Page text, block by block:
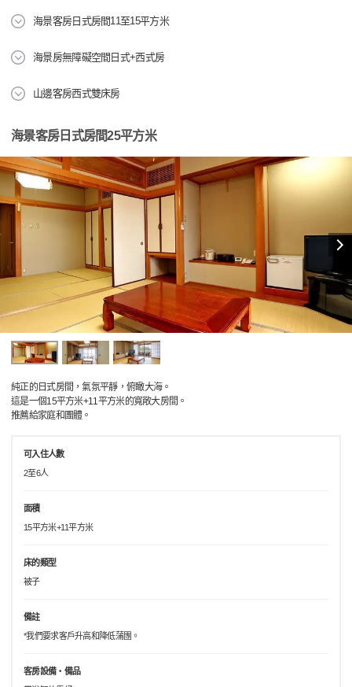
海景客房日式房間11至15平方米
海景房無障礙空間日式+西式房
山邊客房西式雙床房
海景客房日式房間25平方米
純正的日式房間，氣氛平靜，俯瞰大海。
這是一個15平方米+11平方米的寬敞大房間。
推薦給家庭和團體。
可入住人數
2至6人
面積
15平方米+11平方米
床的類型
被子
備註
*我們要求客戶升高和降低蒲團。
客房設備・備品